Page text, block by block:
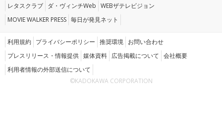
レタスクラブ ダ・ヴィンチWeb WEBザテレビジョン
MOVIE WALKER PRESS 毎日が発見ネット
利用規約 プライバシーポリシー 推奨環境 お問い合わせ
プレスリリース・情報提供 媒体資料 広告掲載について 会社概要
利用者情報の外部送信について
©KADOKAWA CORPORATION